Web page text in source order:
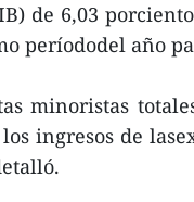
de 6,03
períododel año
minoristas
ingresos de